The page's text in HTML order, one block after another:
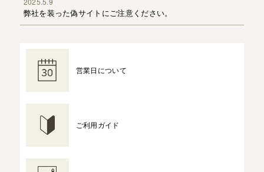
弊社を装った偽サイトにご注意ください。
営業日について
ご利用ガイド